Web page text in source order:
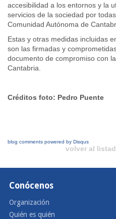
accesibilidad a los entornos y la
servicios de la sociedad por
Comunidad Autónoma de
Estas y otras medidas incluidas
son las firmadas y
documento de compromiso con
Cantabria.
Créditos foto: Pedro Puente
blog comments powered by Disqus
volver al
Conócenos
Organización
Quién es quién